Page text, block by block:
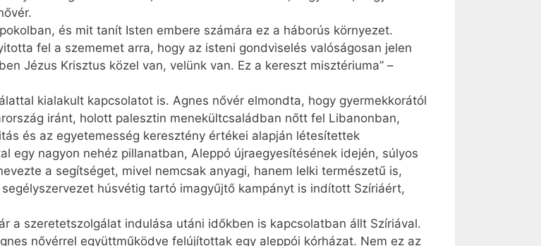
és mit tanít Isten embere számára ez a háborús környezet.
fel a szememet arra, hogy az isteni gondviselés valóságosan jelen
Jézus Krisztus közel van, velünk van. Ez a kereszt misztériuma” –
kialakult kapcsolatot is. Agnes nővér elmondta, hogy gyermekkorától
iránt, holott palesztin menekültcsaládban nőtt fel Libanonban,
és az egyetemesség keresztény értékei alapján létesítettek
egy nagyon nehéz pillanatban, Alep­pó újraegyesítésének idején, súlyos
a segítséget, mivel nemcsak anyagi, hanem lelki természetű is,
húsvétig tartó imagyűjtő kampányt is indított Szíriáért,
a szeretetszolgálat indulása utáni időkben is kapcsolatban állt Szíriával.
nővérrel együttműködve felújítottak egy aleppói kórházat. Nem ez az